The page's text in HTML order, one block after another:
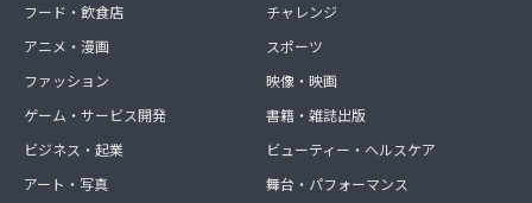
フード・飲食店
アニメ・漫画
ファッション
ゲーム・サービス開発
ビジネス・起業
アート・写真
チャレンジ
スポーツ
映像・映画
書籍・雑誌出版
ビューティー・ヘルスケア
舞台・パフォーマンス